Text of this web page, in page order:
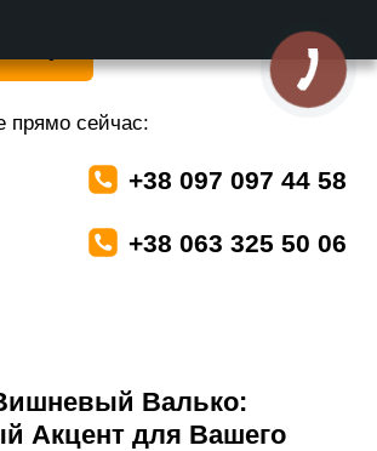
прямо сейчас:
+38 097 097 44 58
+38 063 325 50 06
Валько:
Акцент для Вашего